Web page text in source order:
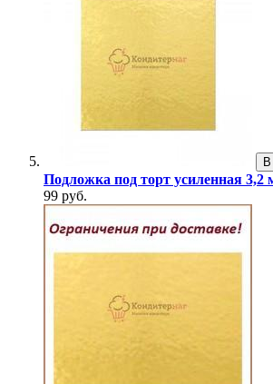
В
Подложка под торт усиленная 3,2
99 руб.